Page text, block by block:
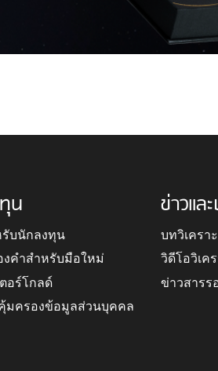
น
บนักลงทุน
คำสำหรับมือใหม่
อร์โกลด์
มครองข้อมูลส่วนบุคคล
ข่าวแล
บทวิเครา
วิดีโอวิเค
ข่าวสารร